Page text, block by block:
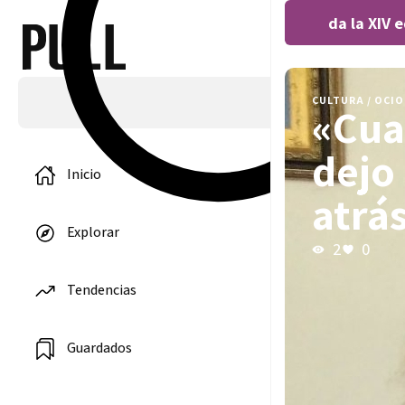
Inicio
Explorar
Tendencias
Guardados
Covocada la XIV
CULTURA / OCIO
dejo
2 0